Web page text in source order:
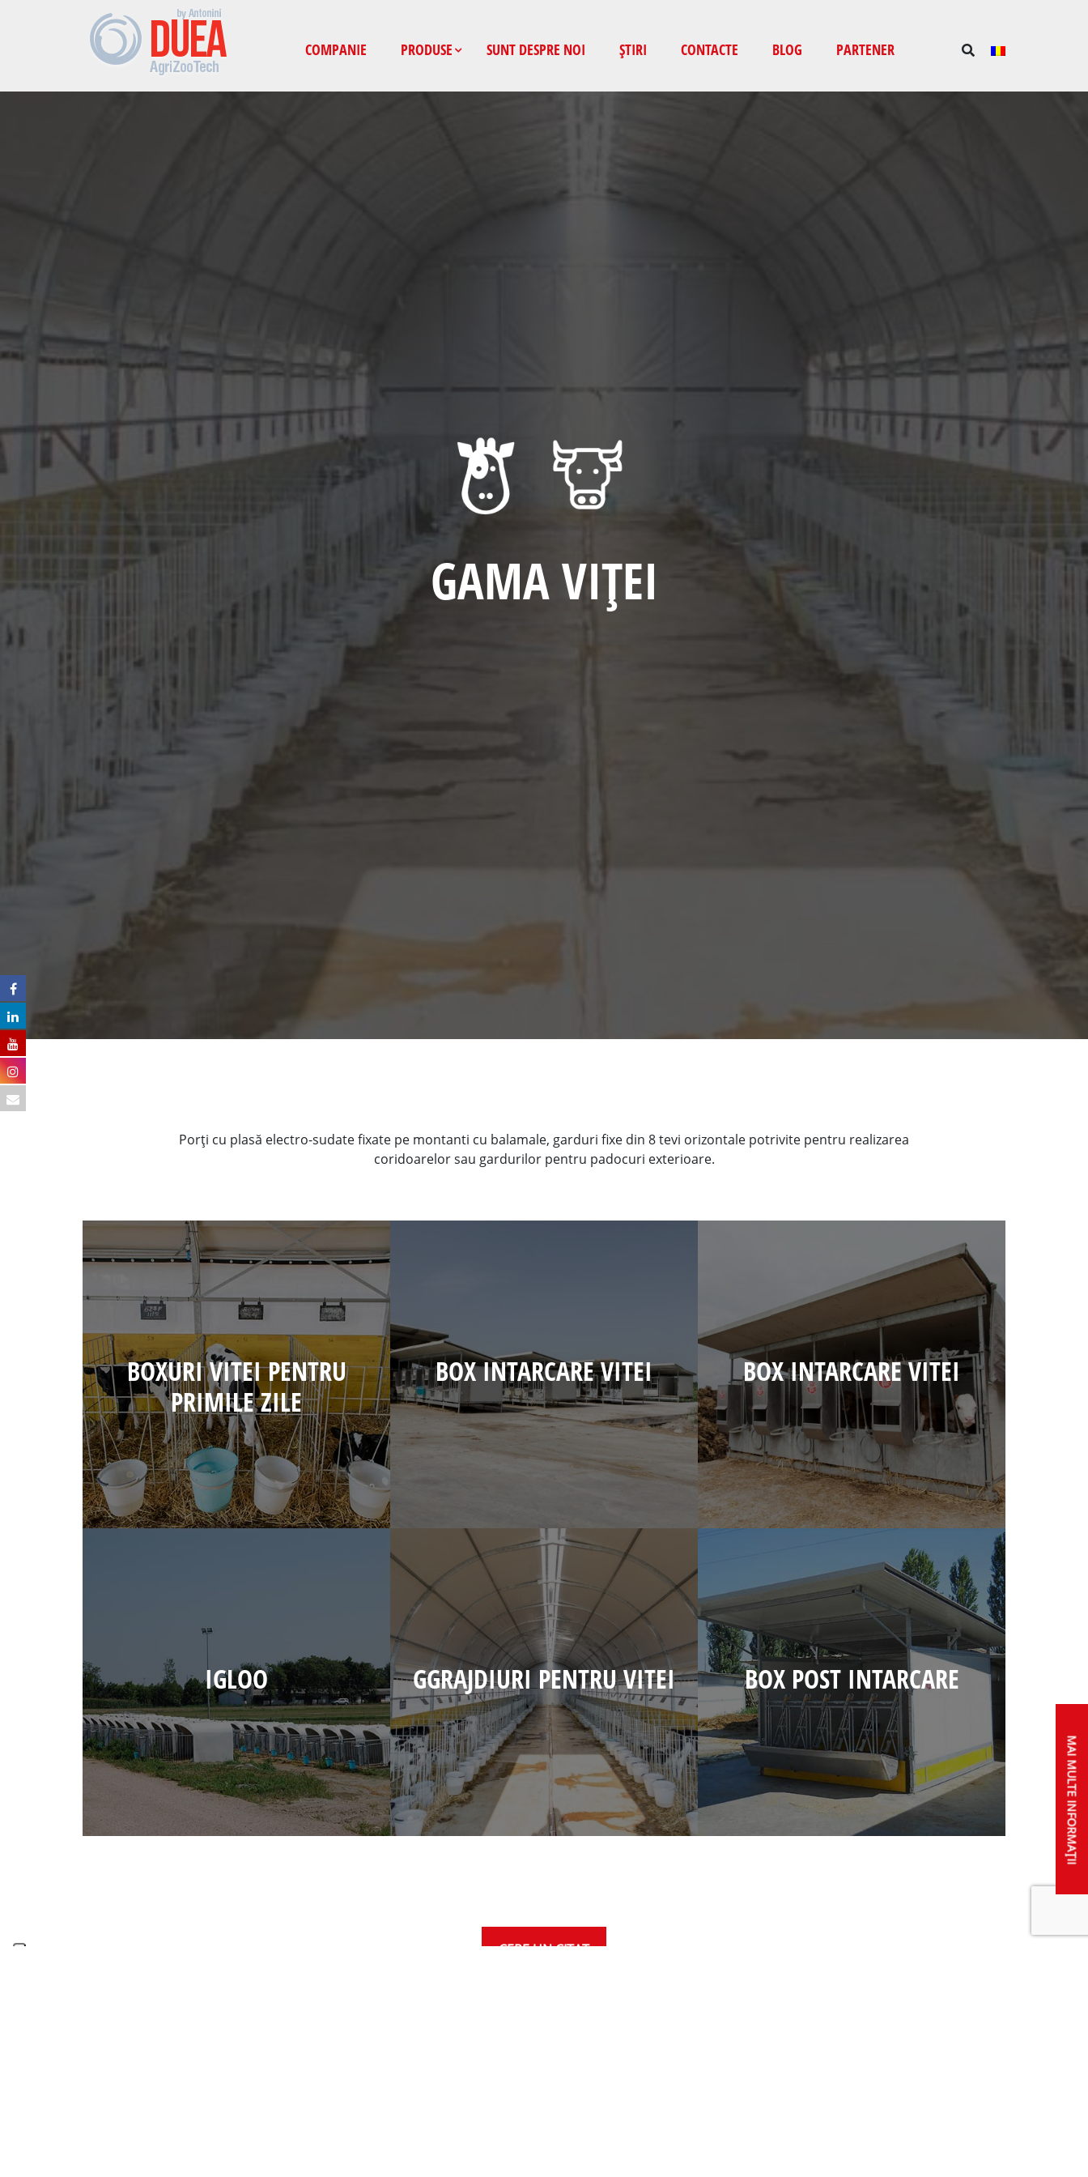
COMPANIE PRODUSE SUNT DESPRE NOI ȘTIRI CONTACTE BLOG PARTENER
MAI MULTE INFORMAȚII
GAMA VIȚEI
Porți cu plasă electro-sudate fixate pe montanti cu balamale, garduri fixe din 8 tevi orizontale potrivite pentru realizarea
coridoarelor sau gardurilor pentru padocuri exterioare.
BOXURI VITEI PENTRU
PRIMILE ZILE
BOX INTARCARE VITEI BOX INTARCARE VITEI
IGLOO GGRAJDIURI PENTRU VITEI BOX POST INTARCARE
CERE UN CITAT